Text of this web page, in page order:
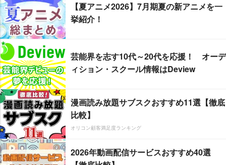
【夏アニメ2026】7月期夏の新アニメを一
挙紹介！
芸能界を志す10代～20代を応援！ オーデ
ィション・スクール情報はDeview
漫画読み放題サブスクおすすめ11選【徹底
比較】
オリコン顧客満足度ランキング
2026年動画配信サービスおすすめ40選